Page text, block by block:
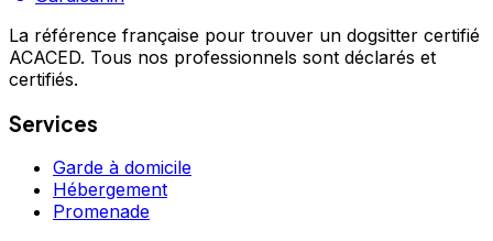
La référence française pour trouver un dogsitter certifié
ACACED. Tous nos professionnels sont déclarés et
certifiés.
Services
Garde à domicile
Hébergement
Promenade